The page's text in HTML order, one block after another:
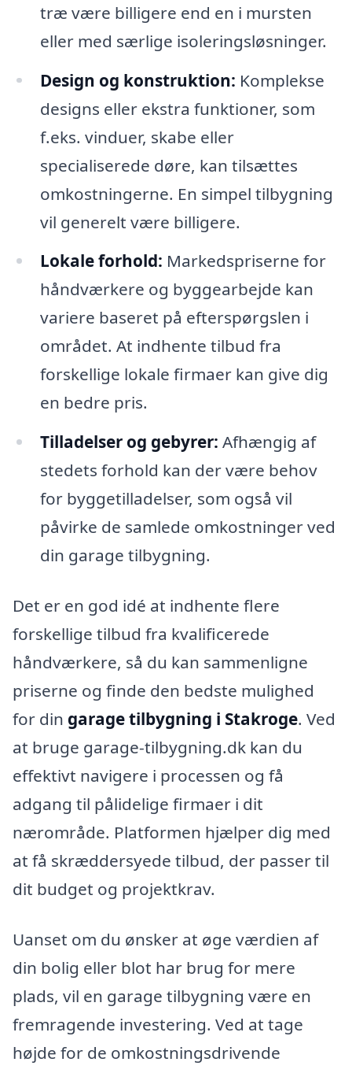
træ være billigere end en i mursten
eller med særlige isoleringsløsninger.
Design og konstruktion: Komplekse
designs eller ekstra funktioner, som
f.eks. vinduer, skabe eller
specialiserede døre, kan tilsættes
omkostningerne. En simpel tilbygning
vil generelt være billigere.
Lokale forhold: Markedspriserne for
håndværkere og byggearbejde kan
variere baseret på efterspørgslen i
området. At indhente tilbud fra
forskellige lokale firmaer kan give dig
en bedre pris.
Tilladelser og gebyrer: Afhængig af
stedets forhold kan der være behov
for byggetilladelser, som også vil
påvirke de samlede omkostninger ved
din garage tilbygning.
Det er en god idé at indhente flere
forskellige tilbud fra kvalificerede
håndværkere, så du kan sammenligne
priserne og finde den bedste mulighed
for din garage tilbygning i Stakroge. Ved
at bruge garage-tilbygning.dk kan du
effektivt navigere i processen og få
adgang til pålidelige firmaer i dit
nærområde. Platformen hjælper dig med
at få skræddersyede tilbud, der passer til
dit budget og projektkrav.
Uanset om du ønsker at øge værdien af
din bolig eller blot har brug for mere
plads, vil en garage tilbygning være en
fremragende investering. Ved at tage
højde for de omkostningsdrivende